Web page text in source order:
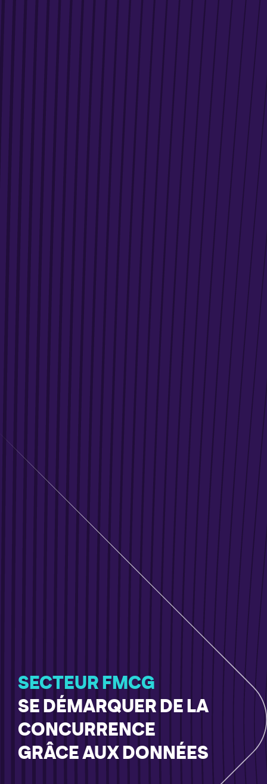
SECTEUR FMCG
SE DÉMARQUER DE LA
CONCURRENCE
GRÂCE AUX DONNÉES